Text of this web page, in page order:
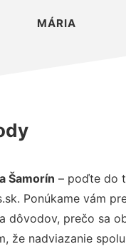
MÁRIA
Šamorín – poďte do
Ponúkame vám
dôvodov, prečo sa
že nadviazanie